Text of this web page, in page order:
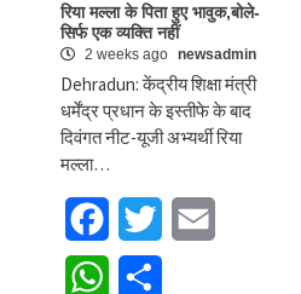
रिया मल्ला के पिता हुए भावुक,बोले-
सिर्फ एक व्यक्ति नहीं
2 weeks ago newsadmin
Dehradun: केंद्रीय शिक्षा मंत्री
धर्मेंद्र प्रधान के इस्तीफे के बाद
दिवंगत नीट-यूजी अभ्यर्थी रिया
मल्ला…
FacebookTwitter
WhatsApp